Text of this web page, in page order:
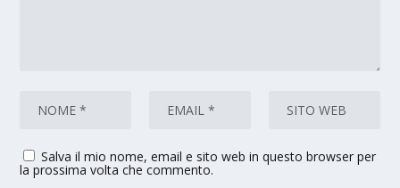
Salva il mio nome, email e sito web in questo browser per
la prossima volta che commento.